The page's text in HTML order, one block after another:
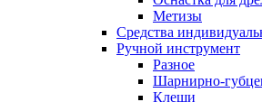
Метизы
Средства
Ручной инструмент
Разное
Шарнирно-
Клещи